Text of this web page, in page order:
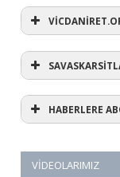
HABERLERE
VIDEOLARIMIZ